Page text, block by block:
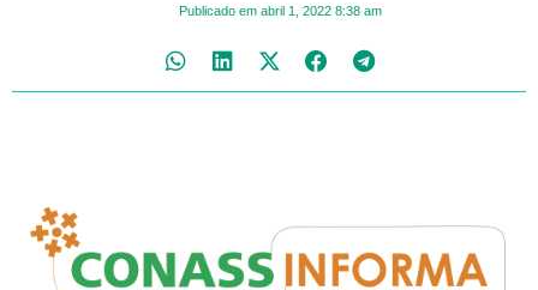
Publicado em abril 1, 2022 8:38 am